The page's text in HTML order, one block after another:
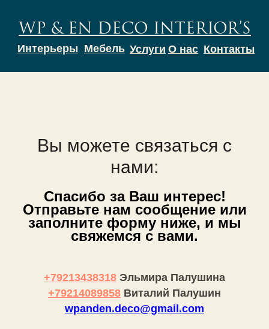
Интерьеры Мебель
WP & EN DECO INTERIOR’S
Контакты
О нас
Услуги
Вы можете связаться с
нами:
Спасибо за Ваш интерес!
Отправьте нам сообщение или
заполните форму ниже, и мы
свяжемся с вами.
+79213438318 Эльмира Палушина
+79214089858 Виталий Палушин
wpanden.deco@gmail.com